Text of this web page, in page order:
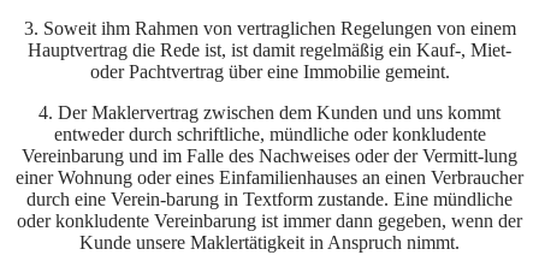
3. Soweit ihm Rahmen von vertraglichen Regelungen von einem
Hauptvertrag die Rede ist, ist damit regelmäßig ein Kauf-, Miet-
oder Pachtvertrag über eine Immobilie gemeint.
4. Der Maklervertrag zwischen dem Kunden und uns kommt
entweder durch schriftliche, mündliche oder konkludente
Vereinbarung und im Falle des Nachweises oder der Vermitt-lung
einer Wohnung oder eines Einfamilienhauses an einen Verbraucher
durch eine Verein-barung in Textform zustande. Eine mündliche
oder konkludente Vereinbarung ist immer dann gegeben, wenn der
Kunde unsere Maklertätigkeit in Anspruch nimmt.